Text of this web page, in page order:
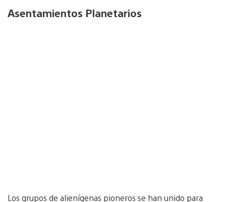
Asentamientos Planetarios
Los grupos de alienígenas pioneros se han unido para